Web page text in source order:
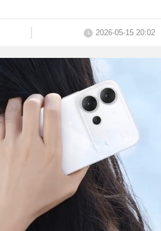
2026-05-15 20:02